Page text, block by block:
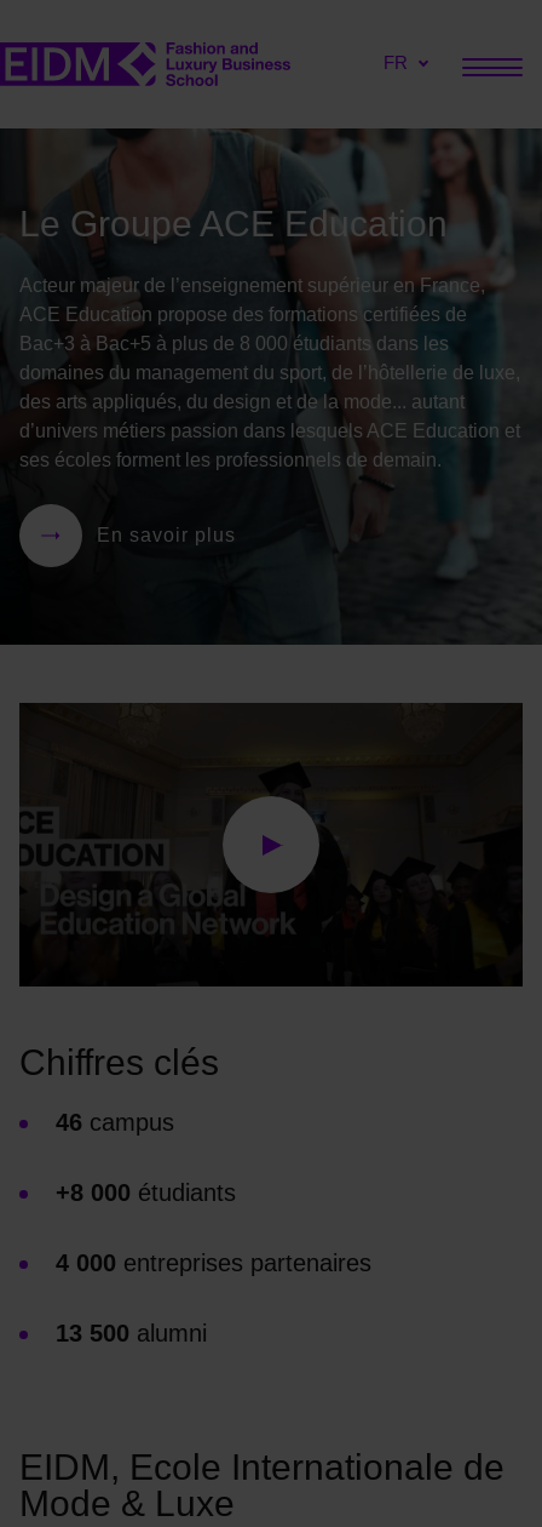
FR
Le Groupe ACE Education
Acteur majeur de l’enseignement supérieur en France,
ACE Education propose des formations certifiées de
Bac+3 à Bac+5 à plus de 8 000 étudiants dans les
domaines du management du sport, de l’hôtellerie de luxe,
des arts appliqués, du design et de la mode... autant
d’univers métiers passion dans lesquels ACE Education et
ses écoles forment les professionnels de demain.
En savoir plus
Chiffres clés
46 campus
+8 000 étudiants
4 000 entreprises partenaires
13 500 alumni
EIDM, Ecole Internationale de
Mode & Luxe